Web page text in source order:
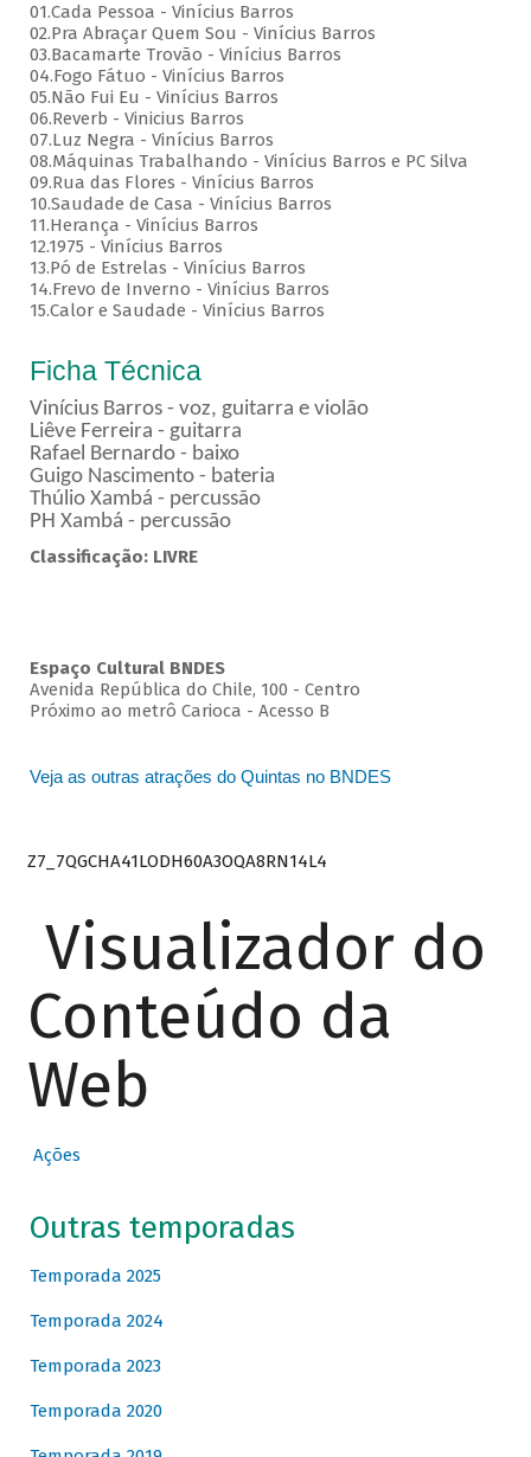
01.Cada Pessoa - Vinícius Barros
02.Pra Abraçar Quem Sou - Vinícius Barros
03.Bacamarte Trovão - Vinícius Barros
04.Fogo Fátuo - Vinícius Barros
05.Não Fui Eu - Vinícius Barros
06.Reverb - Vinicius Barros
07.Luz Negra - Vinícius Barros
08.Máquinas Trabalhando - Vinícius Barros e PC Silva
09.Rua das Flores - Vinícius Barros
10.Saudade de Casa - Vinícius Barros
11.Herança - Vinícius Barros
12.1975 - Vinícius Barros
13.Pó de Estrelas - Vinícius Barros
14.Frevo de Inverno - Vinícius Barros
15.Calor e Saudade - Vinícius Barros
Ficha Técnica
Vinícius Barros - voz, guitarra e violão
Liêve Ferreira - guitarra
Rafael Bernardo - baixo
Guigo Nascimento - bateria
Thúlio Xambá - percussão
PH Xambá - percussão
Classificação: LIVRE
Espaço Cultural BNDES
Avenida República do Chile, 100 - Centro
Próximo ao metrô Carioca - Acesso B
Veja as outras atrações do Quintas no BNDES
Z7_7QGCHA41LODH60A3OQA8RN14L4
Visualizador do
Conteúdo da
Web
Ações
Outras temporadas
Temporada 2025
Temporada 2024
Temporada 2023
Temporada 2020